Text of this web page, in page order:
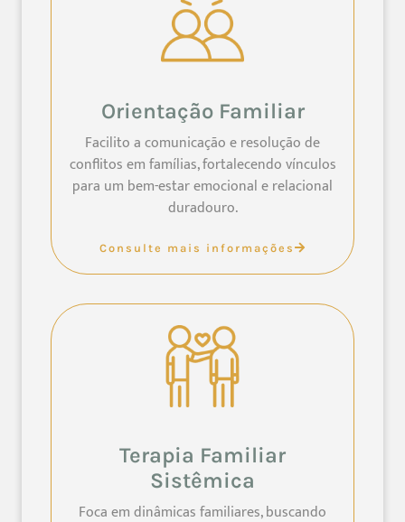
Orientação Familiar
Facilito a comunicação e resolução de
conflitos em famílias, fortalecendo vínculos
para um bem-estar emocional e relacional
duradouro.
Consulte mais informações
Terapia Familiar
Sistêmica
Foca em dinâmicas familiares, buscando